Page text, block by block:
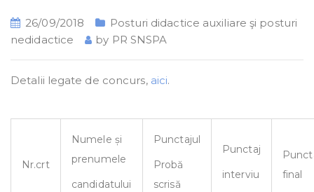
26/09/2018
Posturi didactice auxiliare şi posturi
nedidactice
by PR SNSPA
Detalii legate de concurs, aici.
Nr.crt
Numele și
prenumele
candidatului
Punctajul
Probă
scrisă
Punctaj
interviu
final